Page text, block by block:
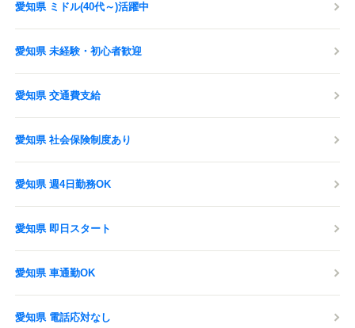
愛知県 ミドル(40代～)活躍中
愛知県 未経験・初心者歓迎
愛知県 交通費支給
愛知県 社会保険制度あり
愛知県 週4日勤務OK
愛知県 即日スタート
愛知県 車通勤OK
愛知県 電話応対なし